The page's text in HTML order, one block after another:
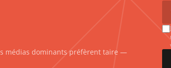
médias dominants préfèrent taire —